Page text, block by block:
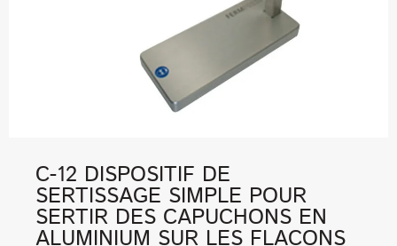
C-12 DISPOSITIF DE
SERTISSAGE SIMPLE POUR
SERTIR DES CAPUCHONS EN
ALUMINIUM SUR LES FLACONS